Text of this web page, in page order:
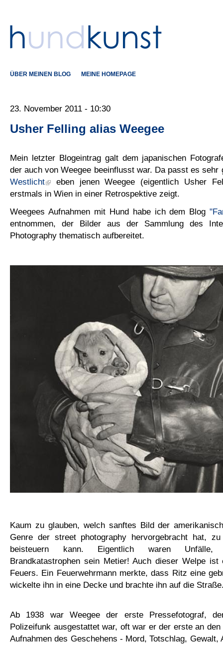
ÜBER MEINEN BLOG MEINE HOMEPAGE
23. November 2011 - 10:30
Usher Felling alias Weegee
Mein letzter Blogeintrag galt dem japanischen
der auch von Weegee beeinflusst war. Da passt es
Westlicht
eben jenen Weegee (eigentlich Usher
erstmals in Wien in einer Retrospektive zeigt.
Weegees Aufnahmen mit Hund habe ich dem Blog
entnommen, der Bilder aus der Sammlung des
Photography thematisch aufbereitet.
Kaum zu glauben, welch sanftes Bild der
Genre der street photography hervorgebracht hat, zu
beisteuern kann. Eigentlich waren Unfälle,
Brandkatastrophen sein Metier! Auch dieser Welpe ist
Feuers. Ein Feuerwehrmann merkte, dass Ritz eine
wickelte ihn in eine Decke und brachte ihn auf die
Ab 1938 war Weegee der erste Pressefotograf,
Polizeifunk ausgestattet war, oft war er der erste an
Aufnahmen des Geschehens - Mord, Totschlag, Gewalt,